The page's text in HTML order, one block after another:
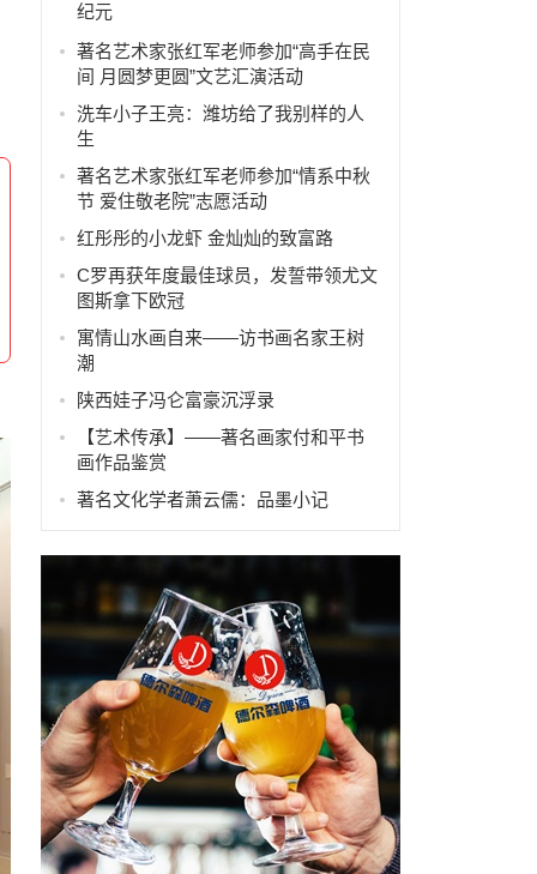
纪元
著名艺术家张红军老师参加“高手在民
间 月圆梦更圆”文艺汇演活动
洗车小子王亮：潍坊给了我别样的人
生
著名艺术家张红军老师参加“情系中秋
节 爱住敬老院”志愿活动
红彤彤的小龙虾 金灿灿的致富路
C罗再获年度最佳球员，发誓带领尤文
图斯拿下欧冠
寓情山水画自来——访书画名家王树
潮
陕西娃子冯仑富豪沉浮录
【艺术传承】——著名画家付和平书
画作品鉴赏
著名文化学者萧云儒：品墨小记